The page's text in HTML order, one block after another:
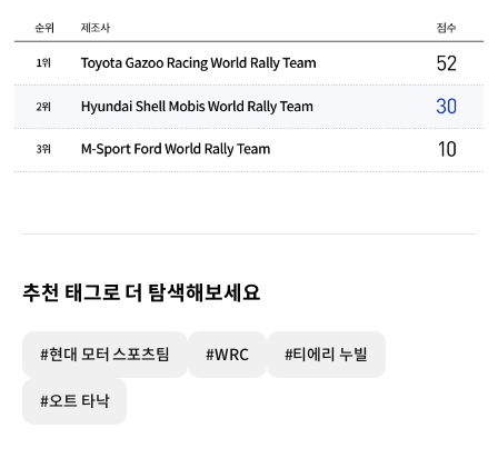
추천 태그로 더 탐색해보세요
#현대 모터 스포츠팀 #WRC #티에리 누빌
#오트 타낙